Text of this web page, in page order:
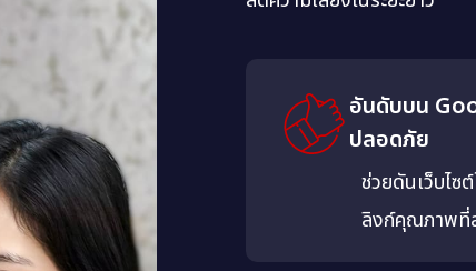
อันดับบน
ปลอดภัย
ช่วยดันเว็บไ
ลิงก์คุณภาพที่